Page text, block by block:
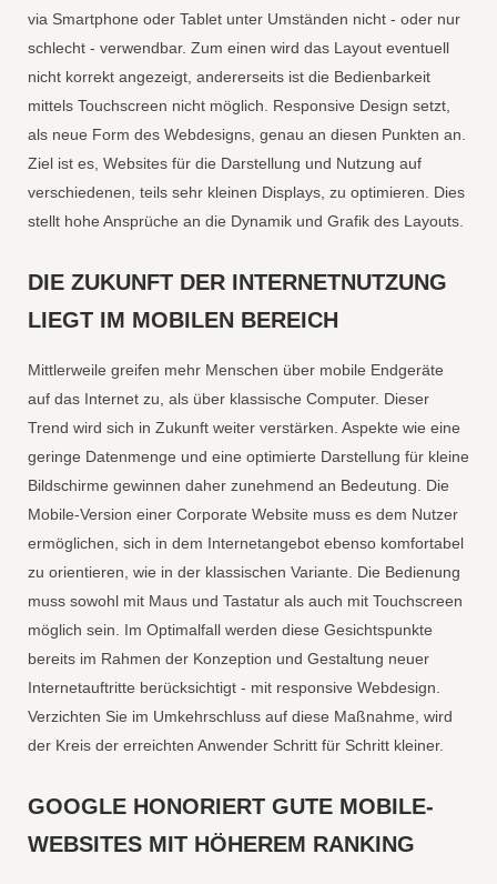
via Smartphone oder Tablet unter Umständen nicht - oder nur
schlecht - verwendbar. Zum einen wird das Layout eventuell
nicht korrekt angezeigt, andererseits ist die Bedienbarkeit
mittels Touchscreen nicht möglich. Responsive Design setzt,
als neue Form des Webdesigns, genau an diesen Punkten an.
Ziel ist es, Websites für die Darstellung und Nutzung auf
verschiedenen, teils sehr kleinen Displays, zu optimieren. Dies
stellt hohe Ansprüche an die Dynamik und Grafik des Layouts.
DIE ZUKUNFT DER INTERNETNUTZUNG
LIEGT IM MOBILEN BEREICH
Mittlerweile greifen mehr Menschen über mobile Endgeräte
auf das Internet zu, als über klassische Computer. Dieser
Trend wird sich in Zukunft weiter verstärken. Aspekte wie eine
geringe Datenmenge und eine optimierte Darstellung für kleine
Bildschirme gewinnen daher zunehmend an Bedeutung. Die
Mobile-Version einer Corporate Website muss es dem Nutzer
ermöglichen, sich in dem Internetangebot ebenso komfortabel
zu orientieren, wie in der klassischen Variante. Die Bedienung
muss sowohl mit Maus und Tastatur als auch mit Touchscreen
möglich sein. Im Optimalfall werden diese Gesichtspunkte
bereits im Rahmen der Konzeption und Gestaltung neuer
Internetauftritte berücksichtigt - mit responsive Webdesign.
Verzichten Sie im Umkehrschluss auf diese Maßnahme, wird
der Kreis der erreichten Anwender Schritt für Schritt kleiner.
GOOGLE HONORIERT GUTE MOBILE-
WEBSITES MIT HÖHEREM RANKING